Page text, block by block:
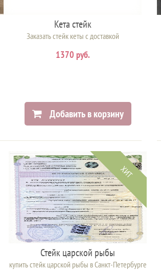
Кета стейк
Заказать стейк кеты с доставкой
1370 руб.
Добавить в корзину
ХИТ
Стейк царской рыбы
купить стейк царской рыбы в Санкт-Петербурге